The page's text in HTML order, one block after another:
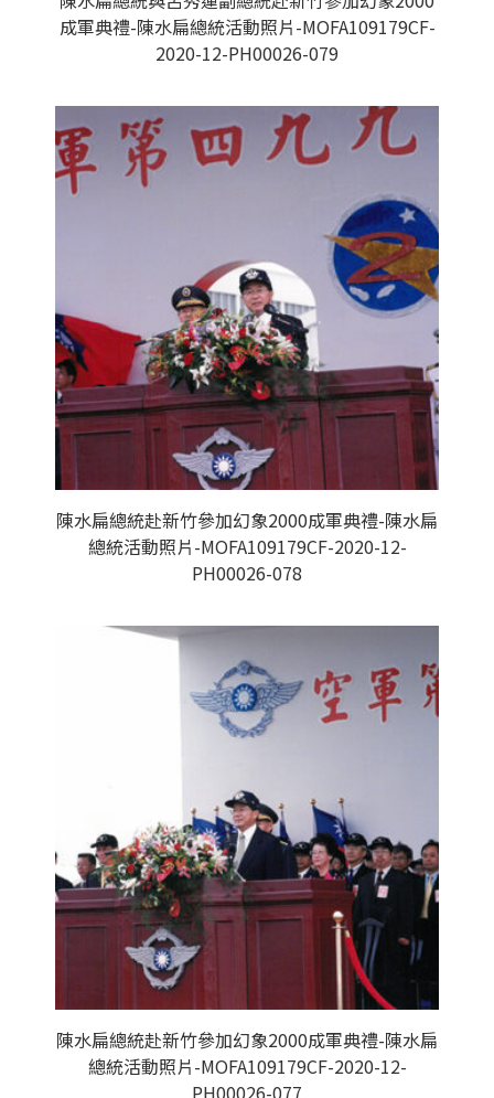
成軍典禮-陳水扁總統活動照片-MOFA109179CF-
2020-12-PH00026-079
陳水扁總統赴新竹參加幻象2000成軍典禮-陳水扁
總統活動照片-MOFA109179CF-2020-12-
PH00026-078
陳水扁總統赴新竹參加幻象2000成軍典禮-陳水扁
總統活動照片-MOFA109179CF-2020-12-
PH00026-077